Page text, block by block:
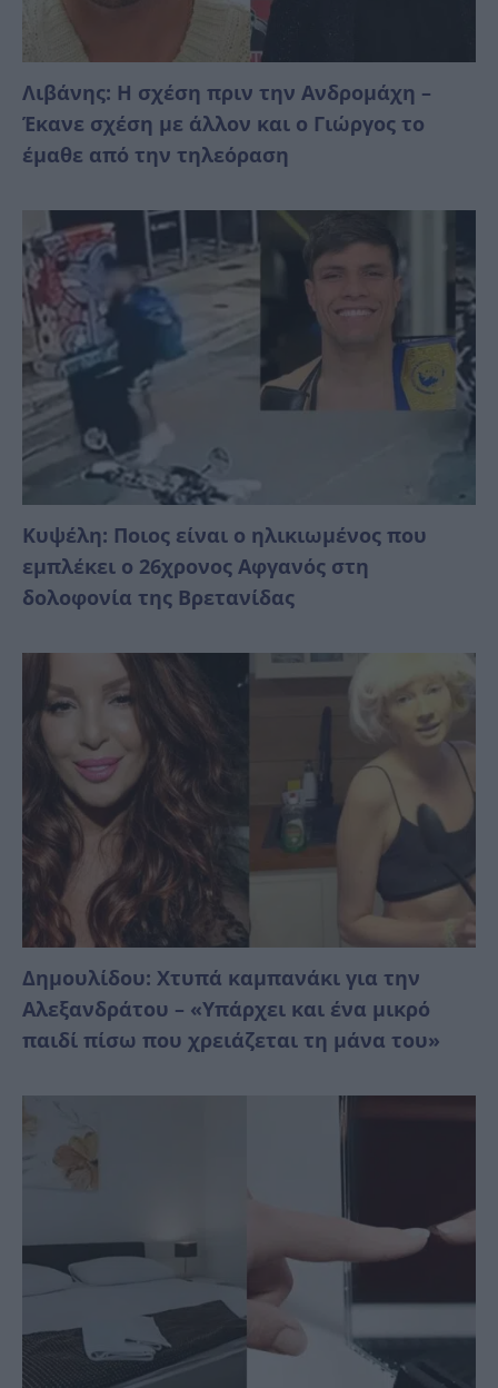
Λιβάνης: Η σχέση πριν την Ανδρομάχη –
Έκανε σχέση με άλλον και ο Γιώργος το
έμαθε από την τηλεόραση
Κυψέλη: Ποιος είναι ο ηλικιωμένος που
εμπλέκει ο 26χρονος Αφγανός στη
δολοφονία της Βρετανίδας
Δημουλίδου: Χτυπά καμπανάκι για την
Αλεξανδράτου – «Υπάρχει και ένα μικρό
παιδί πίσω που χρειάζεται τη μάνα του»